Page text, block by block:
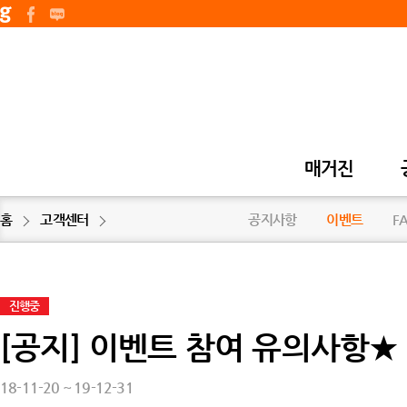
매거진
홈 고객센터 공지사항 이벤트
진행중
[공지] 이벤트 참여 유의사항★
18-11-20 ~ 19-12-31